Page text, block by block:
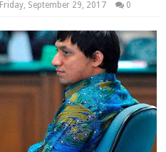
Friday, September 29, 2017 0